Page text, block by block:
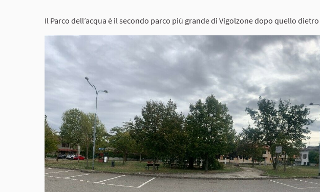
Il Parco dell’acqua è il secondo parco più grande di Vigolzone dopo quello